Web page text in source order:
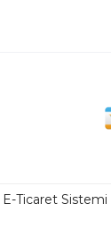
E-Ticaret Sistemi